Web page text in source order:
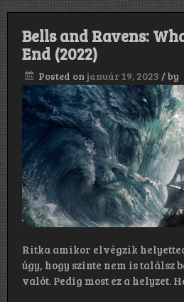
Bells and Ravens:
End (2022)
Posted on január 19, 2023 /by
Ritka amikor elvégzik
úgy, hogy szinte nem is találsz
valót. Pedig most ez a helyzet.